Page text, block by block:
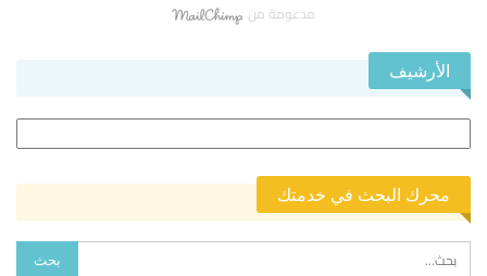
مدعومة من
الأرشيف
محرك البحث في خدمتك